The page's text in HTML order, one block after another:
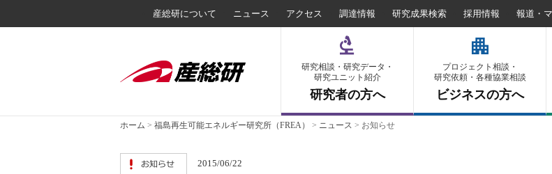
産総研について ニュース アクセス 調達情報 研究成果検索 採用情報 報道・
研究相談・研究データ・
研究ユニット紹介
研究者の方へ
プロジェクト相談・
研究依頼・各種協業相談
ビジネスの方へ
ホーム > 福島再生可能エネルギー研究所（FREA） > ニュース > お知らせ
2015/06/22